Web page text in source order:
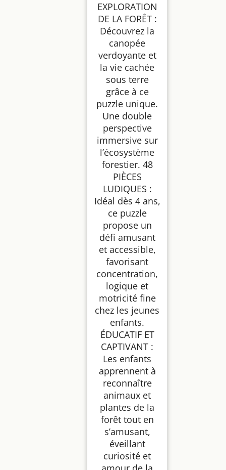
pour Enfants 4 Ans et
Plus - Jeu éducatif et
écologique -
Exploration des
Animaux, Plantes et
mystères cachés (Les
Véhicules)
EXPLORATION
DE LA FORÊT :
Découvrez la
canopée
verdoyante et
la vie cachée
sous terre
grâce à ce
puzzle unique.
Une double
perspective
immersive sur
l’écosystème
forestier. 48
PIÈCES
LUDIQUES :
Idéal dès 4 ans,
ce puzzle
propose un
défi amusant
et accessible,
favorisant
concentration,
logique et
motricité fine
chez les jeunes
enfants.
ÉDUCATIF ET
CAPTIVANT :
Les enfants
apprennent à
reconnaître
animaux et
plantes de la
forêt tout en
s’amusant,
éveillant
curiosité et